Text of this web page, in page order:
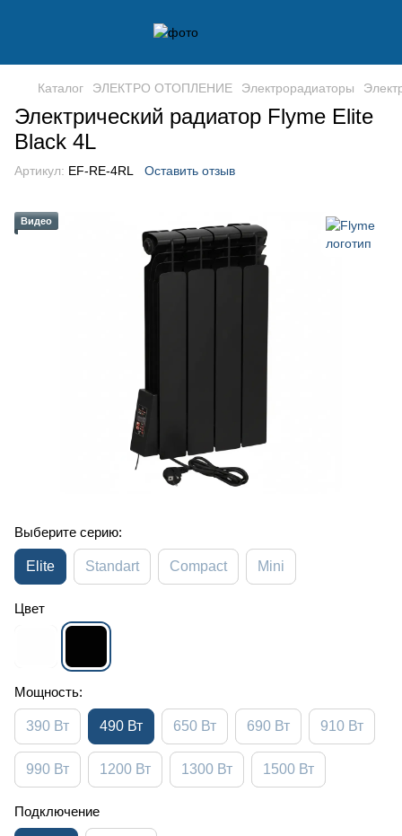
Каталог ЭЛЕКТРО ОТОПЛЕНИЕ Электрорадиаторы
Электрический радиатор Flyme Elite
Black 4L
Артикул: EF-RE-4RL Оставить отзыв
Видео
Выберите серию:
Elite Standart Compact Mini
Цвет
Мощность:
390 Вт 490 Вт 650 Вт 690 Вт 910 Вт
990 Вт 1200 Вт 1300 Вт 1500 Вт
Подключение